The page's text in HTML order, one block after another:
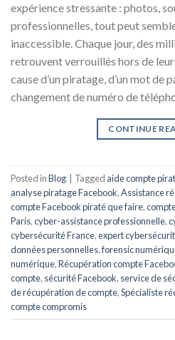
expérience stressante : photos,
professionnelles, tout peut
inaccessible. Chaque jour, des
retrouvent verrouillés hors de
cause d’un piratage, d’un mot de
changement de numéro de
CONTINUE
Posted inBlog Tagged aide compte
analyse piratage Facebook,Assistance
compte Facebook piraté que faire,
Paris,cyber-assistance professionnelle,
cybersécurité France,expert
données personnelles,forensic
numérique,Récupération compte
compte, sécurité Facebook, service de
de récupération de compte,Spécialiste
compte compromis